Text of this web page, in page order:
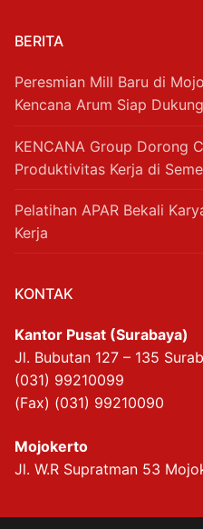
BERITA
Peresmian Mill Baru di
Kencana Arum Siap
KENCANA Group Dorong
Produktivitas Kerja di
Pelatihan APAR Bekali
Kerja
KONTAK
Kantor Pusat (Surabaya)
Jl. Bubutan 127 – 135
(031) 99210099
(Fax) (031) 99210090
Mojokerto
Jl. W.R Supratman 53